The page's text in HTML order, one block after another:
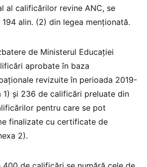
al calificărilor revine ANC, se
alin. (2) din legea menționată.
de Ministerul Educației
aprobate în baza
revizuite în perioada 2019-
1) și 236 de calificări preluate din
pentru care se pot
finalizate cu certificate de
2).